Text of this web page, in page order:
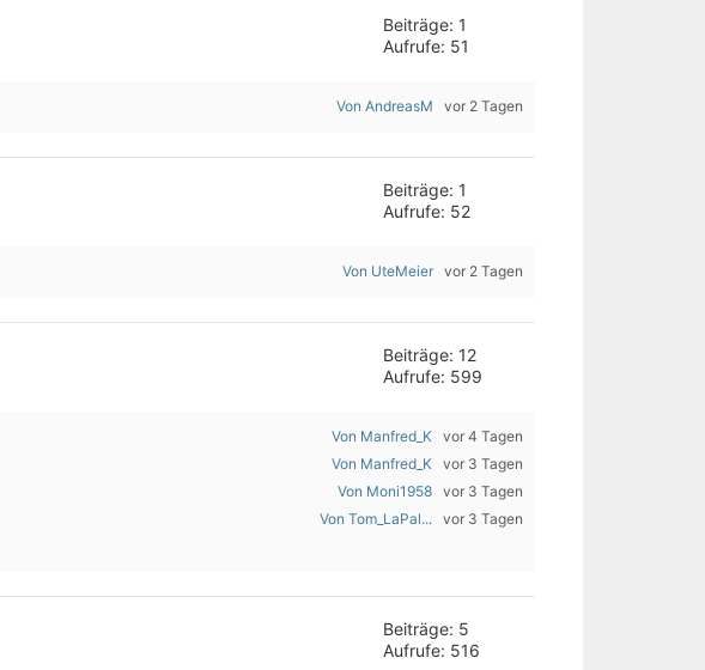
Beiträge: 1
Aufrufe: 51
Von AndreasM vor 2 Tagen
Beiträge: 1
Aufrufe: 52
Von UteMeier vor 2 Tagen
Beiträge: 12
Aufrufe: 599
Von Manfred_K vor 4 Tagen
Von Manfred_K vor 3 Tagen
Von Moni1958 vor 3 Tagen
Von Tom_LaPal... vor 3 Tagen
Beiträge: 5
Aufrufe: 516